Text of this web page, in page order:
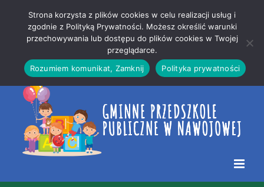
treści
strony
Strona korzysta z plików cookies w celu realizacji usług i
zgodnie z Polityką Prywatności. Możesz określić warunki
przechowywania lub dostępu do plików cookies w Twojej
przeglądarce.
Rozumiem komunikat, Zamknij
Polityka prywatności